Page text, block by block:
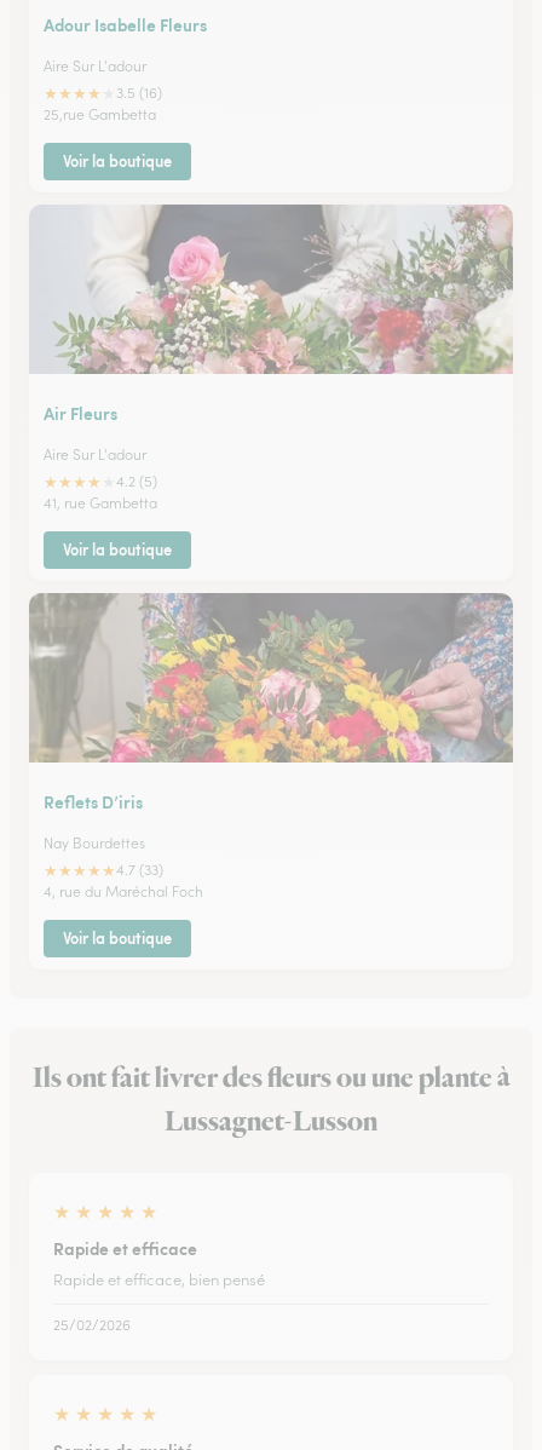
Adour Isabelle Fleurs
Aire Sur L'adour
★★★★
3.5 (16)
25,rue Gambetta
Voir la boutique
Air Fleurs
Aire Sur L'adour
★★★★
4.2 (5)
41, rue Gambetta
Voir la boutique
Reflets D’iris
Nay Bourdettes
★★★★★4.7 (33)
4, rue du Maréchal Foch
Voir la boutique
Ils ont fait livrer des fleurs ou une plante à
Lussagnet-Lusson
★ ★ ★ ★ ★
Rapide et efficace
Rapide et efficace, bien pensé
25/02/2026
★ ★ ★ ★ ★